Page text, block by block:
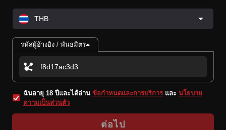
THB
รหัสผู้อ้างอิง / พันธมิตร
ฉันอายุ 18 ปีและได้อ่าน ข้อกำหนดและการบริการ และ นโยบาย
ความเป็นส่วนตัว
ต่อไป